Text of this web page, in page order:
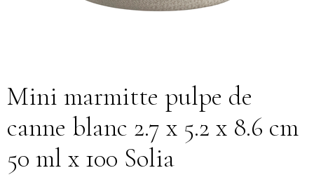
Mini marmitte pulpe de
canne blanc 2.7 x 5.2 x 8.6 cm
50 ml x 100 Solia